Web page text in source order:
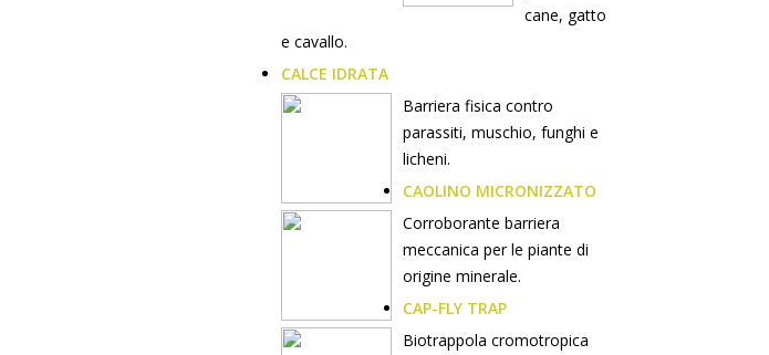
cane, gatto
e cavallo.
CALCE IDRATA
Barriera fisica contro
parassiti, muschio, funghi e
licheni.
CAOLINO MICRONIZZATO
Corroborante barriera
meccanica per le piante di
origine minerale.
CAP-FLY TRAP
Biotrappola cromotropica